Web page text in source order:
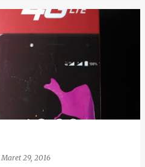
Maret 29, 2016